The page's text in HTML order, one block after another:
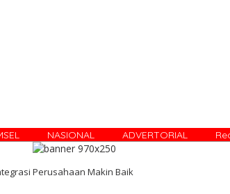
NASIONAL ADVERTORIAL
Perusahaan Makin Baik